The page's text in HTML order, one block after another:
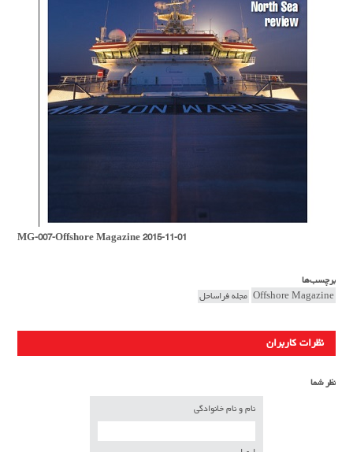
MG-007-Offshore Magazine 2015-11-01
برچسب‌ها
Offshore Magazine مجله فراساحل
نظرات کاربران
نظر شما
نام و نام خانوادگی